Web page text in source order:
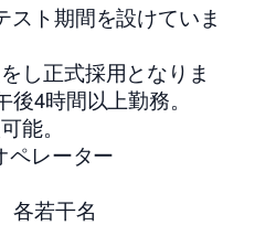
スト期間を設けていま
し正式採用となりま
4時間以上勤務。
。
レーター
干名